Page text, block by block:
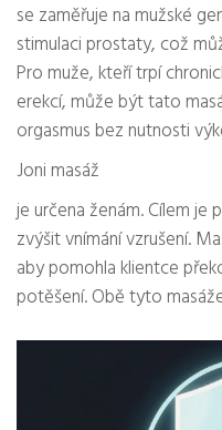
se zaměřuje na mužské
stimulaci prostaty, což
Pro muže, kteří trpí
erekcí, může být tato
orgasmus bez nutnosti
Joni masáž
je určena ženám. Cílem
zvýšit vnímání vzrušení.
aby pomohla klientce
potěšení. Obě tyto